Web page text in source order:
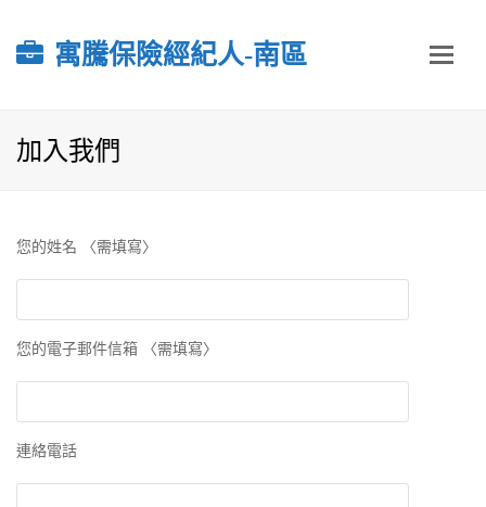
寓騰保險經紀人-南區
加入我們
您的姓名 〈需填寫〉
您的電子郵件信箱 〈需填寫〉
連絡電話